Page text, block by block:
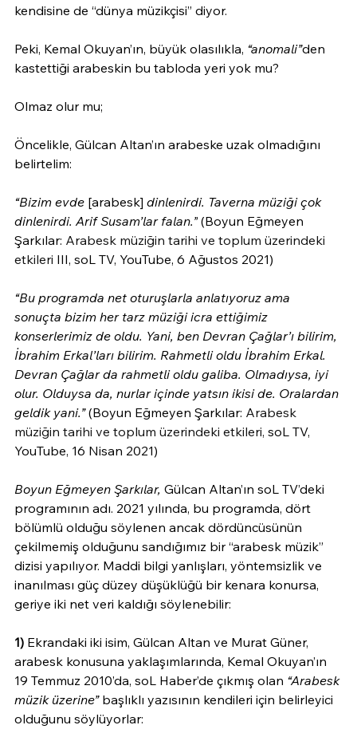
kendisine de “dünya müzikçisi” diyor.
Peki, Kemal Okuyan’ın, büyük olasılıkla, “anomali”den
kastettiği arabeskin bu tabloda yeri yok mu?
Olmaz olur mu;
Öncelikle, Gülcan Altan’ın arabeske uzak olmadığını
belirtelim:
“Bizim evde [arabesk] dinlenirdi. Taverna müziği çok
dinlenirdi. Arif Susam’lar falan.” (Boyun Eğmeyen
Şarkılar: Arabesk müziğin tarihi ve toplum üzerindeki
etkileri III, soL TV, YouTube, 6 Ağustos 2021)
“Bu programda net oturuşlarla anlatıyoruz ama
sonuçta bizim her tarz müziği icra ettiğimiz
konserlerimiz de oldu. Yani, ben Devran Çağlar’ı bilirim,
İbrahim Erkal’ları bilirim. Rahmetli oldu İbrahim Erkal.
Devran Çağlar da rahmetli oldu galiba. Olmadıysa, iyi
olur. Olduysa da, nurlar içinde yatsın ikisi de. Oralardan
geldik yani.” (Boyun Eğmeyen Şarkılar: Arabesk
müziğin tarihi ve toplum üzerindeki etkileri, soL TV,
YouTube, 16 Nisan 2021)
Boyun Eğmeyen Şarkılar, Gülcan Altan’ın soL TV’deki
programının adı. 2021 yılında, bu programda, dört
bölümlü olduğu söylenen ancak dördüncüsünün
çekilmemiş olduğunu sandığımız bir “arabesk müzik”
dizisi yapılıyor. Maddi bilgi yanlışları, yöntemsizlik ve
inanılması güç düzey düşüklüğü bir kenara konursa,
geriye iki net veri kaldığı söylenebilir:
1) Ekrandaki iki isim, Gülcan Altan ve Murat Güner,
arabesk konusuna yaklaşımlarında, Kemal Okuyan’ın
19 Temmuz 2010’da, soL Haber’de çıkmış olan “Arabesk
müzik üzerine” başlıklı yazısının kendileri için belirleyici
olduğunu söylüyorlar: